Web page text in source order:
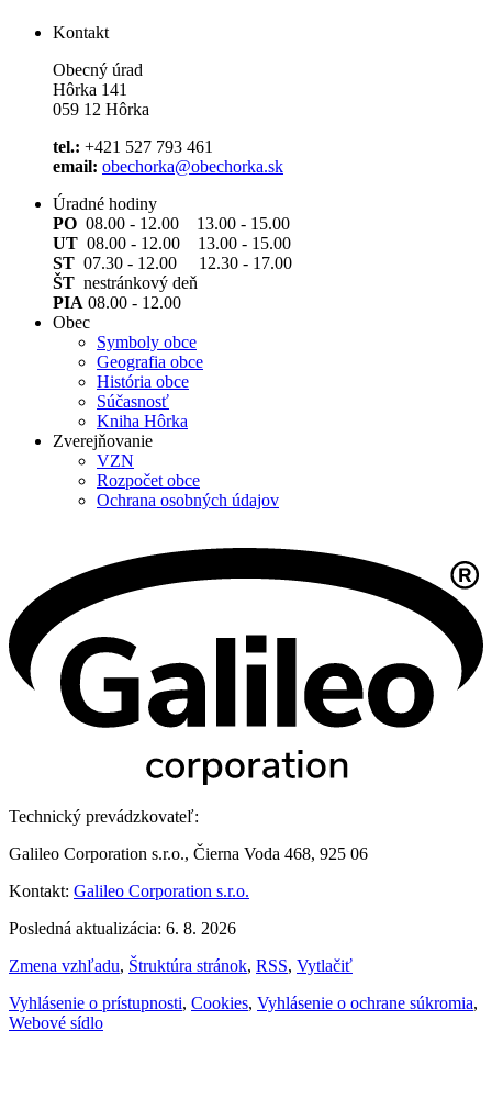
Kontakt
Obecný úrad
Hôrka 141
059 12 Hôrka
tel.: +421 527 793 461
email: obechorka@obechorka.sk
Úradné hodiny
PO 08.00 - 12.00 13.00 - 15.00
UT 08.00 - 12.00 13.00 - 15.00
ST 07.30 - 12.00 12.30 - 17.00
ŠT nestránkový deň
PIA 08.00 - 12.00
Obec
Symboly obce
Geografia obce
História obce
Súčasnosť
Kniha Hôrka
Zverejňovanie
VZN
Rozpočet obce
Ochrana osobných údajov
Technický prevádzkovateľ:
Galileo Corporation s.r.o., Čierna Voda 468, 925 06
Kontakt: Galileo Corporation s.r.o.
Posledná aktualizácia: 6. 8. 2026
Zmena vzhľadu, Štruktúra stránok, RSS, Vytlačiť
Vyhlásenie o prístupnosti, Cookies, Vyhlásenie o ochrane súkromia,
Webové sídlo